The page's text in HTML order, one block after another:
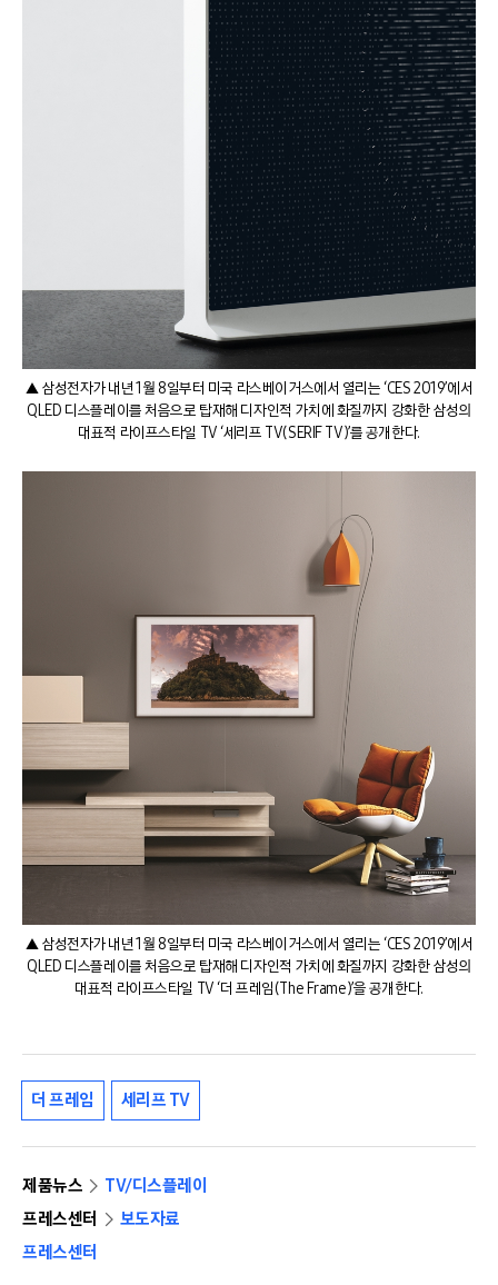
▲ 삼성전자가 내년 1월 8일부터 미국 라스베이거스에서 열리는 ‘CES 2019’에서
QLED 디스플레이를 처음으로 탑재해 디자인적 가치에 화질까지 강화한 삼성의
대표적 라이프스타일 TV ‘세리프 TV(SERIF TV)’를 공개한다.
▲ 삼성전자가 내년 1월 8일부터 미국 라스베이거스에서 열리는 ‘CES 2019’에서
QLED 디스플레이를 처음으로 탑재해 디자인적 가치에 화질까지 강화한 삼성의
대표적 라이프스타일 TV ‘더 프레임(The Frame)’을 공개한다.
더 프레임 세리프 TV
제품뉴스
TV/디스플레이
프레스센터
보도자료
프레스센터